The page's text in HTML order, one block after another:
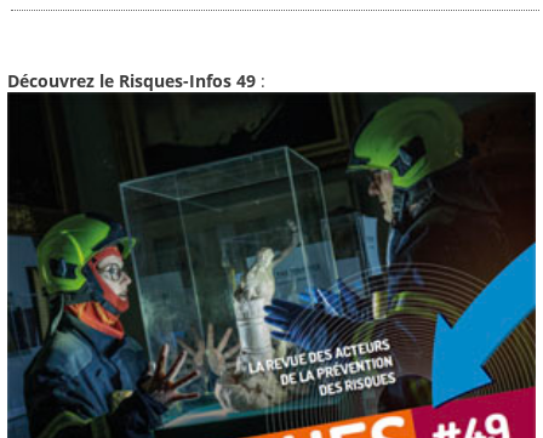
Découvrez le Risques-Infos 49 :